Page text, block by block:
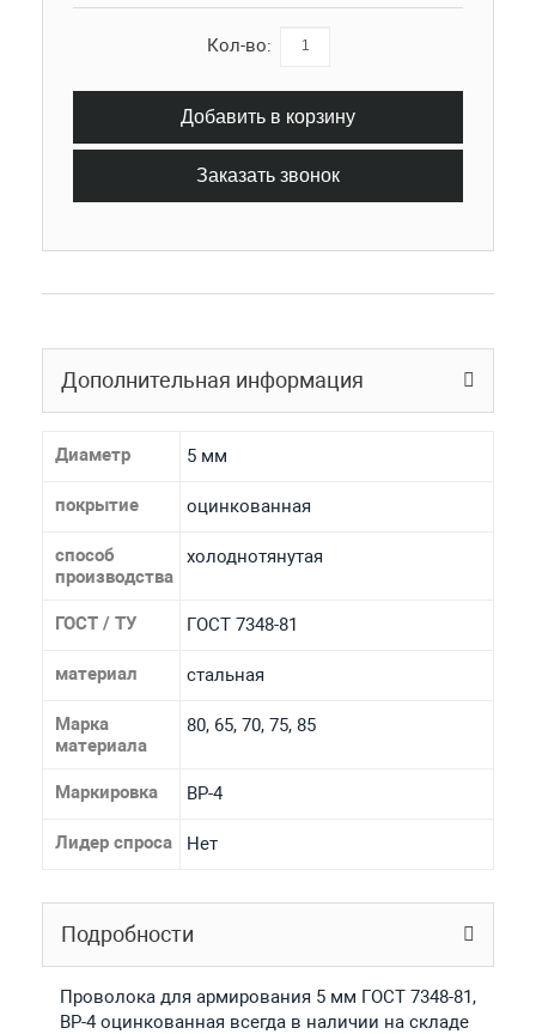
Кол-во:
Добавить в корзину
Заказать звонок
Дополнительная информация
Диаметр 5 мм
покрытие оцинкованная
способ
производства
холоднотянутая
ГОСТ / ТУ ГОСТ 7348-81
материал стальная
Марка
материала
80, 65, 70, 75, 85
Маркировка ВР-4
Лидер спроса Нет
Подробности
Проволока для армирования 5 мм ГОСТ 7348-81,
ВР-4 оцинкованная всегда в наличии на складе